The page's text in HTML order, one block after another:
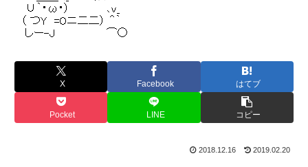
X Facebook はてブ
Pocket LINE コピー
2018.12.16 2019.02.20